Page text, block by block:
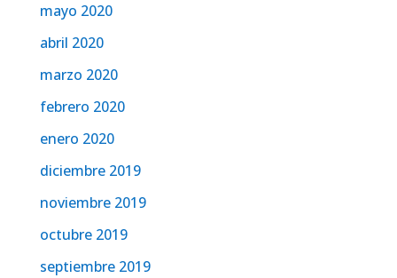
mayo 2020
abril 2020
marzo 2020
febrero 2020
enero 2020
diciembre 2019
noviembre 2019
octubre 2019
septiembre 2019